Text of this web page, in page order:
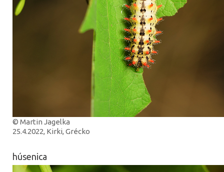
© Martin Jagelka
25.4.2022, Kirki, Grécko
húsenica